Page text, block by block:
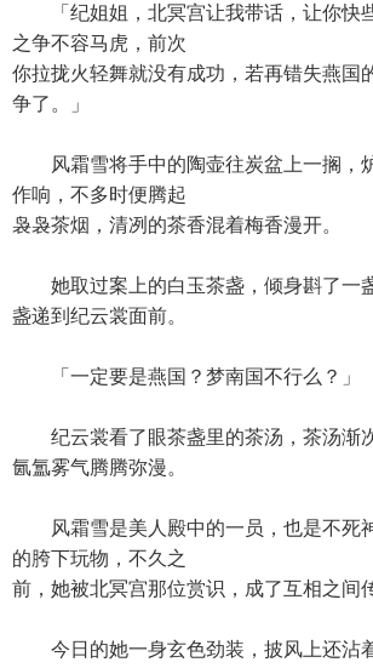
「纪姐姐，北冥宫让我带话，让你快
之争不容马虎，前次
你拉拢火轻舞就没有成功，若再错失燕国
争了。」
风霜雪将手中的陶壶往炭盆上一搁，
作响，不多时便腾起
袅袅茶烟，清冽的茶香混着梅香漫开。
她取过案上的白玉茶盏，倾身斟了一
盏递到纪云裳面前。
「一定要是燕国？梦南国不行么？」
纪云裳看了眼茶盏里的茶汤，茶汤渐次
氤氲雾气腾腾弥漫。
风霜雪是美人殿中的一员，也是不死
的胯下玩物，不久之
前，她被北冥宫那位赏识，成了互相之间
今日的她一身玄色劲装，披风上还沾